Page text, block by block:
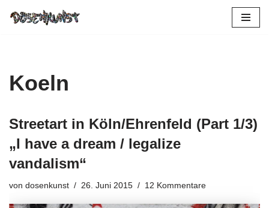
Koeln
Streetart in Köln/Ehrenfeld (Part 1/3)
„I have a dream / legalize
vandalism“
von dosenkunst 26. Juni 2015 12 Kommentare